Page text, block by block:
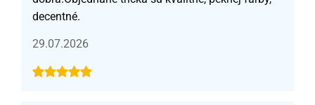
decentné.
29.07.2026